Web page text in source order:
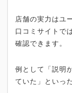
店舗の実力はユ
口コミサイトでは
確認できます。
例として「説明
ていた」といっ